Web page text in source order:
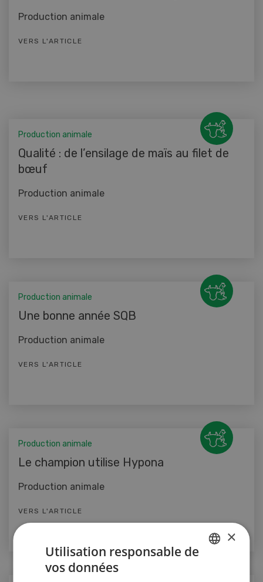
Production animale
VERS L'ARTICLE
Production animale
Qualité : de l’ensilage de maïs au filet de
bœuf
Production animale
VERS L'ARTICLE
Production animale
Une bonne année SQB
Production animale
VERS L'ARTICLE
Production animale
Le champion utilise Hypona
Production animale
VERS L'ARTICLE
×
Utilisation responsable de
vos données